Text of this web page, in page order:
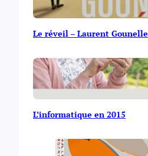
Le réveil – Laurent Gounelle
L’informatique en 2015